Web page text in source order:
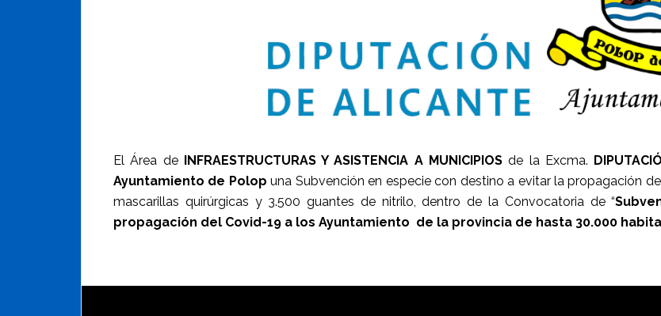
El Área de INFRAESTRUCTURAS Y ASISTENCIA A MUNICIPIOS de la Excma.
Ayuntamiento de Polop una Subvención en especie con destino a evitar la propagación
mascarillas quirúrgicas y 3.500 guantes de nitrilo, dentro de la Convocatoria de “
propagación del Covid-19 a los Ayuntamiento de la provincia de hasta 30.000